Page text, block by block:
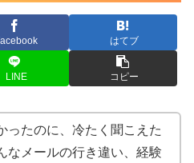
はてブ
LINE コピー
ったのに、冷たく聞こえた
なメールの行き違い、経験